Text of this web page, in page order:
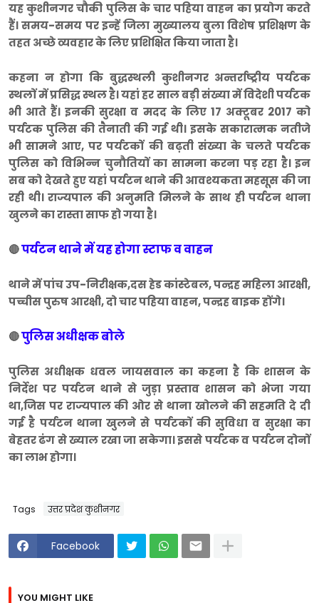
यह कुशीनगर चौकी पुलिस के चार पहिया वाहन का प्रयोग करते
हैं। समय-समय पर इन्हें जिला मुख्यालय बुला विशेष प्रशिक्षण के
तहत अच्छे व्यवहार के लिए प्रशिक्षित किया जाता है।
कहना न होगा कि बुद्धस्थली कुशीनगर अन्तर्राष्ट्रीय पर्यटक
स्थलों में प्रसिद्ध स्थल है। यहां हर साल बड़ी संख्या में विदेशी पर्यटक
भी आते हैं। इनकी सुरक्षा व मदद के लिए 17 अक्टूबर 2017 को
पर्यटक पुलिस की तैनाती की गई थी। इसके सकारात्मक नतीजे
भी सामने आए, पर पर्यटकों की बढ़ती संख्या के चलते पर्यटक
पुलिस को विभिन्न चुनौतियों का सामना करना पड़ रहा है। इन
सब को देखते हुए यहां पर्यटन थाने की आवश्यकता महसूस की जा
रही थी। राज्यपाल की अनुमति मिलने के साथ ही पर्यटन थाना
खुलने का रास्ता साफ हो गया है।
🔴पर्यटन थाने में यह होगा स्टाफ व वाहन
थाने में पांच उप-निरीक्षक,दस हेड कांस्टेबल, पन्द्रह महिला आरक्षी,
पच्चीस पुरुष आरक्षी, दो चार पहिया वाहन, पन्द्रह बाइक होंगे।
🔴पुलिस अधीक्षक बोले
पुलिस अधीक्षक धवल जायसवाल का कहना है कि शासन के
निर्देश पर पर्यटन थाने से जुड़ा प्रस्ताव शासन को भेजा गया
था,जिस पर राज्यपाल की ओर से थाना खोलने की सहमति दे दी
गई है पर्यटन थाना खुलने से पर्यटकों की सुविधा व सुरक्षा का
बेहतर ढंग से ख्याल रखा जा सकेगा। इससे पर्यटक व पर्यटन दोनों
का लाभ होगा।
Tags उत्तर प्रदेश कुशीनगर
Facebook
YOU MIGHT LIKE